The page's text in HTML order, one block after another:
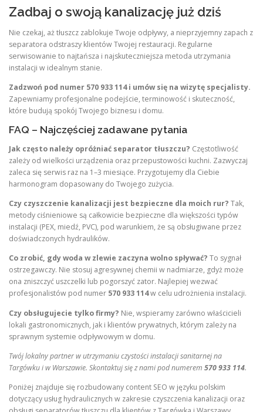
Zadbaj o swoją kanalizację już dziś
Nie czekaj, aż tłuszcz zablokuje Twoje odpływy, a nieprzyjemny zapach z
separatora odstraszy klientów Twojej restauracji. Regularne
serwisowanie to najtańsza i najskuteczniejsza metoda utrzymania
instalacji w idealnym stanie.
Zadzwoń pod numer 570 933 114 i umów się na wizytę specjalisty.
Zapewniamy profesjonalne podejście, terminowość i skuteczność,
które budują spokój Twojego biznesu i domu.
FAQ – Najczęściej zadawane pytania
Jak często należy opróżniać separator tłuszczu? Częstotliwość
zależy od wielkości urządzenia oraz przepustowości kuchni. Zazwyczaj
zaleca się serwis raz na 1–3 miesiące. Przygotujemy dla Ciebie
harmonogram dopasowany do Twojego zużycia.
Czy czyszczenie kanalizacji jest bezpieczne dla moich rur? Tak,
metody ciśnieniowe są całkowicie bezpieczne dla większości typów
instalacji (PEX, miedź, PVC), pod warunkiem, że są obsługiwane przez
doświadczonych hydraulików.
Co zrobić, gdy woda w zlewie zaczyna wolno spływać? To sygnał
ostrzegawczy. Nie stosuj agresywnej chemii w nadmiarze, gdyż może
ona zniszczyć uszczelki lub pogorszyć zator. Najlepiej wezwać
profesjonalistów pod numer 570 933 114w celu udrożnienia instalacji.
Czy obsługujecie tylko firmy? Nie, wspieramy zarówno właścicieli
lokali gastronomicznych, jak i klientów prywatnych, którym zależy na
sprawnym systemie odpływowym w domu.
Twój lokalny partner w utrzymaniu czystości instalacji sanitarnej na
Targówku i w Warszawie. Skontaktuj się z nami pod numerem 570 933 114.
Poniżej znajduje się rozbudowany content SEO w języku polskim
dotyczący usług hydraulicznych w zakresie czyszczenia kanalizacji oraz